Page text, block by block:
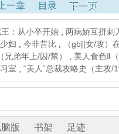
上一章 目录 下一页
：从小卒开始 两病娇互拼刺
妇 今非昔比
（gb||女/攻）
兄弟年上/囚/禁） 美人食色Ⅱ（
室
“美人”总裁攻略史（主攻/
版 书架 足迹